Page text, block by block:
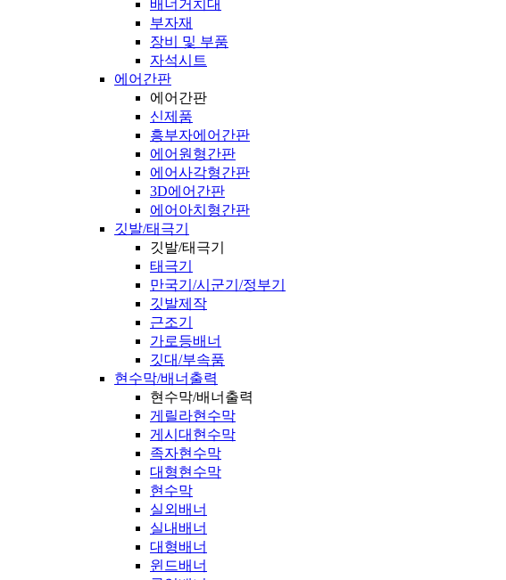
배너거치대
부자재
장비 및 부품
자석시트
에어간판
에어간판
신제품
흥부자에어간판
에어원형간판
에어사각형간판
3D에어간판
에어아치형간판
깃발/태극기
깃발/태극기
태극기
만국기/시군기/정부기
깃발제작
근조기
가로등배너
깃대/부속품
현수막/배너출력
현수막/배너출력
게릴라현수막
게시대현수막
족자현수막
대형현수막
현수막
실외배너
실내배너
대형배너
윈드배너